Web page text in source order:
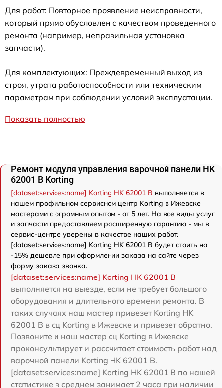
Для работ: Повторное проявление неисправности,
который прямо обусловлен с качеством проведенного
ремонта (например, неправильная установка
запчасти).
Для комплектующих: Преждевременный выход из
строя, утрата работоспособности или техническим
параметрам при соблюдении условий эксплуатации.
Показать полностью
Ремонт модуля управления варочной панели HK
62001 B Korting
[dataset:services:name] Korting HK 62001 B выполняется в
нашем профильном сервисном центр Korting в Ижевске
мастерами с огромным опытом - от 5 лет. На все виды услуг
и запчасти предоставляем расширенную гарантию - мы в
сервис-центре уверены в качестве наших работ.
[dataset:services:name] Korting HK 62001 B будет стоить на
-15% дешевле при оформлении заказа на сайте через
форму заказа звонка.
[dataset:services:name] Korting HK 62001 B
выполняется на выезде, если не требует большого
оборудования и длительного времени ремонта. В
таких случаях наш мастер привезет Korting HK
62001 B в сц Korting в Ижевске и привезет обратно.
Позвоните и наш мастер сц Korting в Ижевске
проконсультирует и рассчитает стоимость работ над
варочной панели Korting HK 62001 B.
[dataset:services:name] Korting HK 62001 B по нашей
статистике в среднем занимает 2 часа при наличии